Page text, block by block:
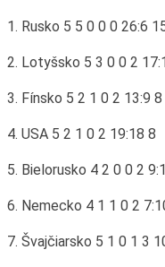
1. Rusko 5 5 0 0 0 26:6
2. Lotyšsko 5 3 0 0 2
3. Fínsko 5 2 1 0 2 13:9 8
4. USA 5 2 1 0 2 19:18 8
5. Bielorusko 4 2 0 0 2
6. Nemecko 4 1 1 0 2
7. Švajčiarsko 5 1 0 1 3